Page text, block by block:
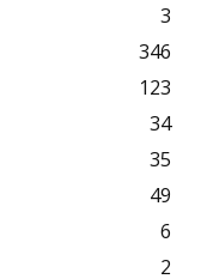
3
346
123
34
35
49
6
2